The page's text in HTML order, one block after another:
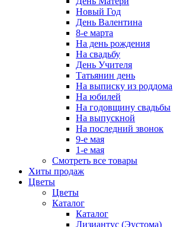
Новый Год
День Валентина
8-е марта
На день рождения
На свадьбу
День Учителя
Татьянин день
На выписку из роддома
На юбилей
На годовщину свадьбы
На выпускной
На последний звонок
9-е мая
1-е мая
Смотреть все товары
Хиты продаж
Цветы
Цветы
Каталог
Каталог
Лизиантус (Эустома)